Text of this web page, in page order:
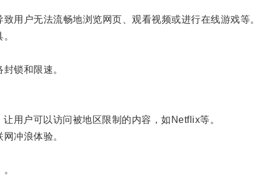
户无法流畅地浏览网页、观看视频或进行在线游戏等。
锁和限速。
户可以访问被地区限制的内容，如Netflix等。
冲浪体验。